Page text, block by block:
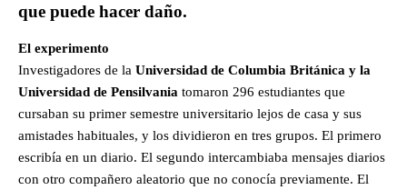
que puede hacer daño.
El experimento
Investigadores de la Universidad de Columbia Británica y la
Universidad de Pensilvania tomaron 296 estudiantes que
cursaban su primer semestre universitario lejos de casa y sus
amistades habituales, y los dividieron en tres grupos. El primero
escribía en un diario. El segundo intercambiaba mensajes diarios
con otro compañero aleatorio que no conocía previamente. El